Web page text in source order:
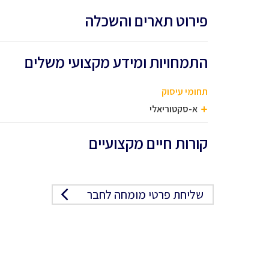
פירוט תארים והשכלה
התמחויות ומידע מקצועי משלים
תחומי עיסוק
א-סקטוריאלי
קורות חיים מקצועיים
שליחת פרטי מומחה לחבר